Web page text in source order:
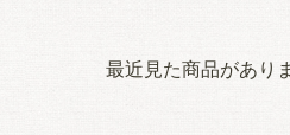
最近見た商品があり